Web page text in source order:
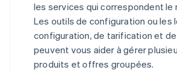
les services qui correspondent le
Les outils de configuration ou les
configuration, de tarification et de
peuvent vous aider à gérer
produits et offres groupées.